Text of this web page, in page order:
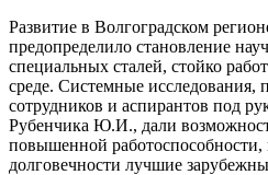
Развитие в Волгоградском
предопределило становление
специальных сталей, стойко
среде. Системные исследования,
сотрудников и аспирантов под
Рубенчика Ю.И., дали
повышенной работоспособности,
долговечности лучшие